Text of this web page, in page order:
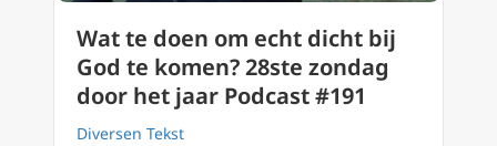
Wat te doen om echt dicht bij
God te komen? 28ste zondag
door het jaar Podcast #191
Diversen Tekst